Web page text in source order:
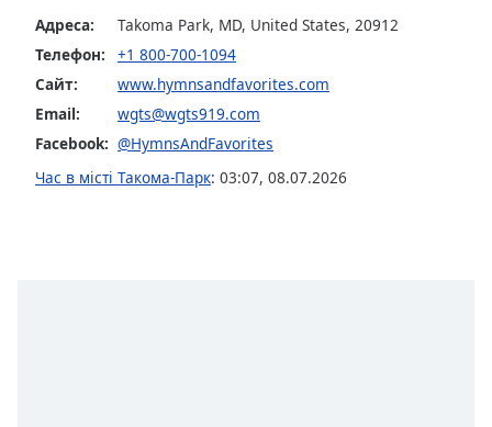
subtitles
off,
selected
Audio
Track
Picture-
Адреса:
Takoma Park, MD, United States, 20912
Телефон:
+1 800-700-1094
Сайт:
www.hymnsandfavorites.com
Email:
wgts@wgts919.com
Facebook: @HymnsAndFavorites
Час в місті Такома-Парк: 03:07, 08.07.2026